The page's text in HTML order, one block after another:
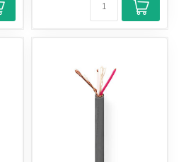
Achteraf
betalen mogelijk